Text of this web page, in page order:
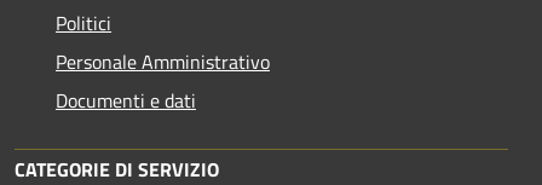
Politici
Personale Amministrativo
Documenti e dati
CATEGORIE DI SERVIZIO